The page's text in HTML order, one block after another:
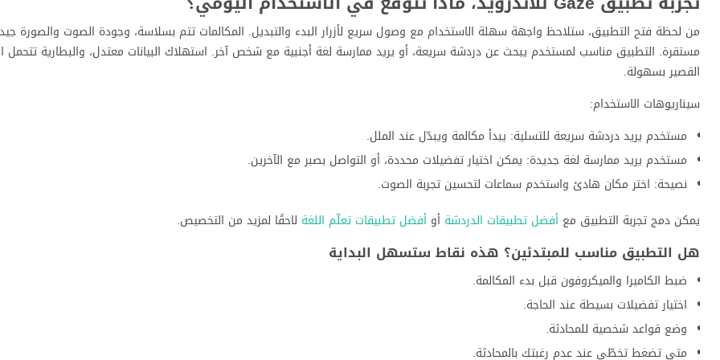
من لحظة فتح التطبيق، ستلاحظ واجهة سهلة الاستخدام مع وصول سريع لأزرار البدء والتبديل. المكالمات تتم بسلاسة، وجودة الصوت والصورة
مستقرة. التطبيق مناسب لمستخدم يبحث عن دردشة سريعة، أو يريد ممارسة لغة أجنبية مع شخص آخر. استهلاك البيانات معتدل، والبطارية تتحمل
القصير بسهولة.
سيناريوهات الاستخدام:
مستخدم يريد دردشة سريعة للتسلية: يبدأ مكالمة ويبدّل عند الملل.
مستخدم يريد ممارسة لغة جديدة: يمكن اختيار تفضيلات محددة، أو التواصل بصبر مع الآخرين.
نصيحة: اختر مكان هادئ واستخدم سماعات لتحسين تجربة الصوت.
يمكن دمج تجربة التطبيق مع أفضل تطبيقات الدردشة أو أفضل تطبيقات تعلّم اللغة لاحقًا لمزيد من التخصيص.
هل التطبيق مناسب للمبتدئين؟ هذه نقاط ستسهل البداية
ضبط الكاميرا والميكروفون قبل بدء المكالمة.
اختيار تفضيلات بسيطة عند الحاجة.
وضع قواعد شخصية للمحادثة.
متى تضغط تخطّي عند عدم رغبتك بالمحادثة.